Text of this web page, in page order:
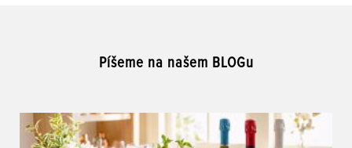
Píšeme na našem BLOGu